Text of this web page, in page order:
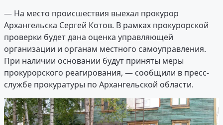
— На место происшествия выехал прокурор
Архангельска Сергей Котов. В рамках прокурорской
проверки будет дана оценка управляющей
организации и органам местного самоуправления.
При наличии основании будут приняты меры
прокурорского реагирования, — сообщили в пресс-
службе прокуратуры по Архангельской области.